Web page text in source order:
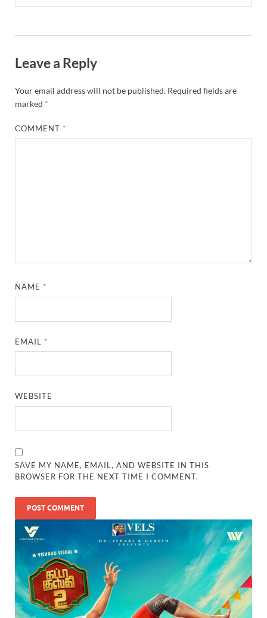
Leave a Reply
Your email address will not be published. Required fields are
marked *
COMMENT *
NAME *
EMAIL *
WEBSITE
SAVE MY NAME, EMAIL, AND WEBSITE IN THIS
BROWSER FOR THE NEXT TIME I COMMENT.